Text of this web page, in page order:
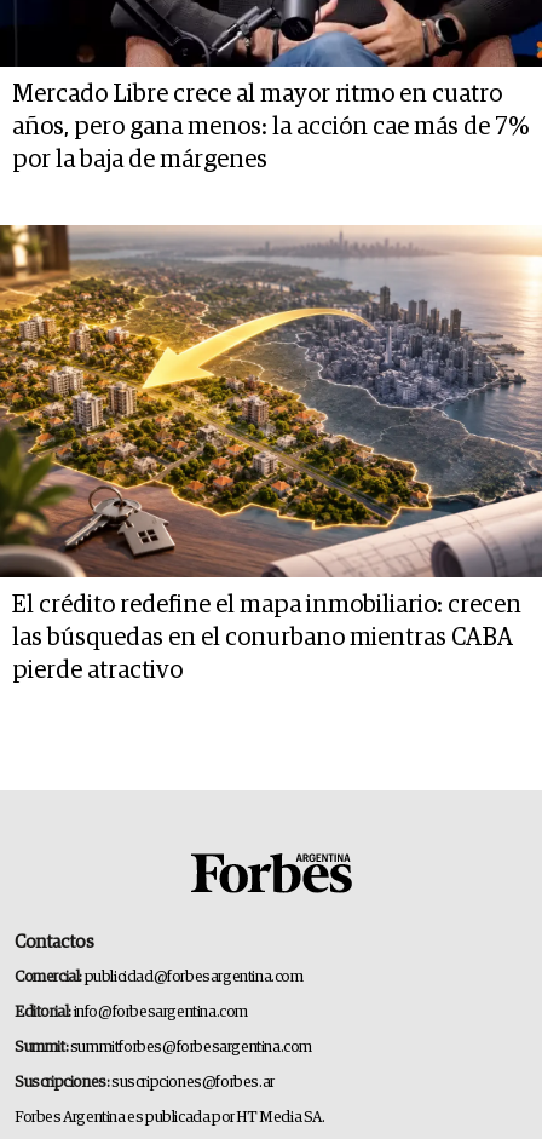
Mercado Libre crece al mayor ritmo en cuatro
años, pero gana menos: la acción cae más de 7%
por la baja de márgenes
El crédito redefine el mapa inmobiliario: crecen
las búsquedas en el conurbano mientras CABA
pierde atractivo
Contactos
Comercial:publicidad@forbesargentina.com
Editorial:info@forbesargentina.com
Summit:summitforbes@forbesargentina.com
Suscripciones:suscripciones@forbes.ar
Forbes Argentina es publicada por HT Media SA.